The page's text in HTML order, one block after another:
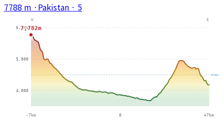
7788 m · Pakistan · 5